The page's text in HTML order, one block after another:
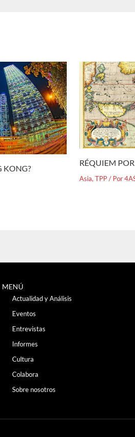
KONG?
RÉQUIEM
Asia,TPP/ Por
MENÚ
Actualidad y Análisis
Eventos
Entrevistas
Informes
Cultura
Colabora
Sobre nosotros